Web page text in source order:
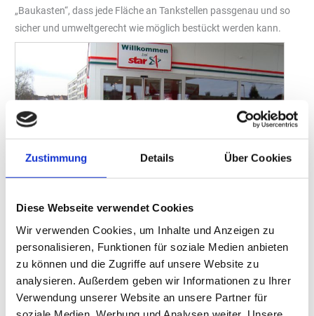
Zustimmung Details Über Cookies
Diese Webseite verwendet Cookies
Wir verwenden Cookies, um Inhalte und Anzeigen zu
personalisieren, Funktionen für soziale Medien anbieten
zu können und die Zugriffe auf unsere Website zu
analysieren. Außerdem geben wir Informationen zu Ihrer
Verwendung unserer Website an unsere Partner für
„Baukasten“, dass jede Fläche an Tankstellen passgenau und so
sicher und umweltgerecht wie möglich bestückt werden kann.
Der Name kommt nicht von ungefähr – die Gloliathplatten
messen eine Größe von 2,4 Meter auf 2,7 Meter. Sie zeichnen
sich daher vor allem durch Belastbarkeit und Stabilität aus.
Foto: „Kortmann Beton GmbH“